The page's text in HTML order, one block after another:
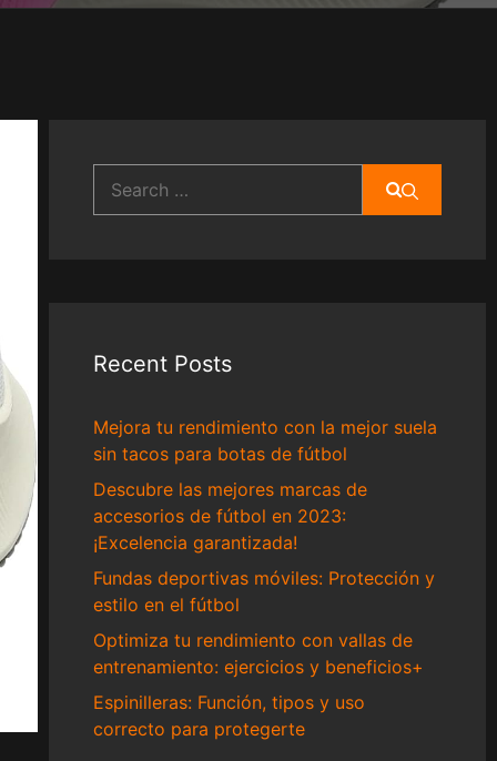
for:
Recent Posts
Mejora tu rendimiento con la mejor suela
sin tacos para botas de fútbol
Descubre las mejores marcas de
accesorios de fútbol en 2023:
¡Excelencia garantizada!
Fundas deportivas móviles: Protección y
estilo en el fútbol
Optimiza tu rendimiento con vallas de
entrenamiento: ejercicios y beneficios+
Espinilleras: Función, tipos y uso
correcto para protegerte